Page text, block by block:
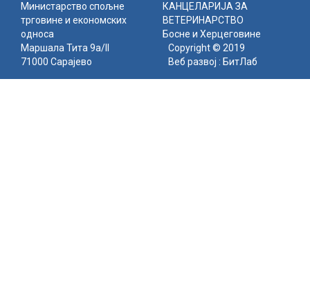
Министарство спољне
трговине и економских
односа
КАНЦЕЛАРИЈА ЗА
ВЕТЕРИНАРСТВО
Босне и Херцеговине
Маршала Тита 9а/II
71000 Сарајево
Copyright © 2019
Веб развој : БитЛаб